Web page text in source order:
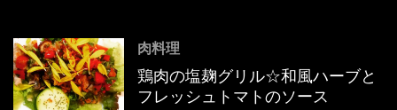
肉料理
鶏肉の塩麹グリル☆和風ハーブと
フレッシュトマトのソース